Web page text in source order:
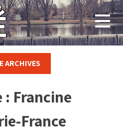
ARCHIVES
Francine
France